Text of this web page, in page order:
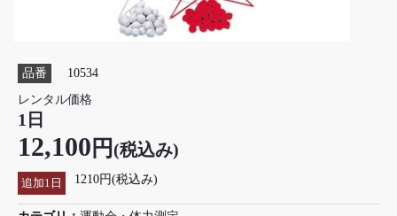
品番
10534
レンタル価格
1日
12,100 円 (税込み)
追加1日 1210円(税込み)